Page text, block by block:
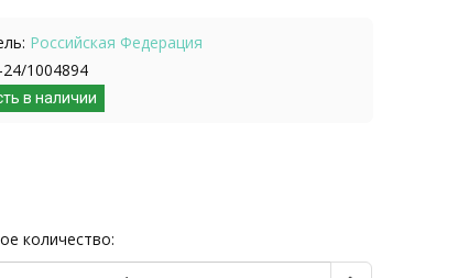
Российская Федерация
1004894
в наличии
количество: